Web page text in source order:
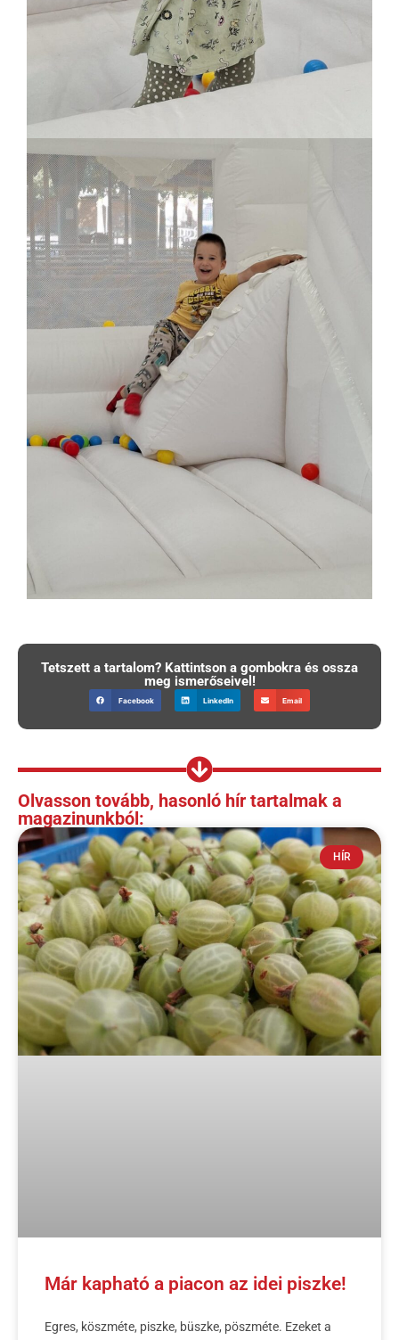
Tetszett a tartalom? Kattintson a gombokra és ossza
meg ismerőseivel!
Facebook LinkedIn Email
Olvasson tovább, hasonló hír tartalmak a
magazinunkból:
HÍR
Már kapható a piacon az idei piszke!
Egres, köszméte, piszke, büszke, pöszméte. Ezeket a